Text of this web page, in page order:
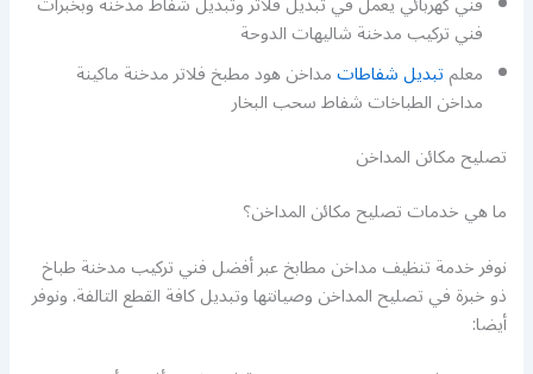
فني تركيب مدخنة شاليهات الدوحة
معلمتبديل شفاطاتمداخن هود مطبخ فلاتر مدخنة ماكينة
مداخن الطباخات شفاط سحب البخار
تصليح مكائن المداخن
ما هي خدمات تصليح مكائن المداخن؟
نوفر خدمة تنظيف مداخن مطابخ عبر أفضل فني تركيب مدخنة طباخ
ذو خبرة في تصليح المداخن وصيانتها وتبديل كافة القطع التالفة. ونوفر
أيضا: